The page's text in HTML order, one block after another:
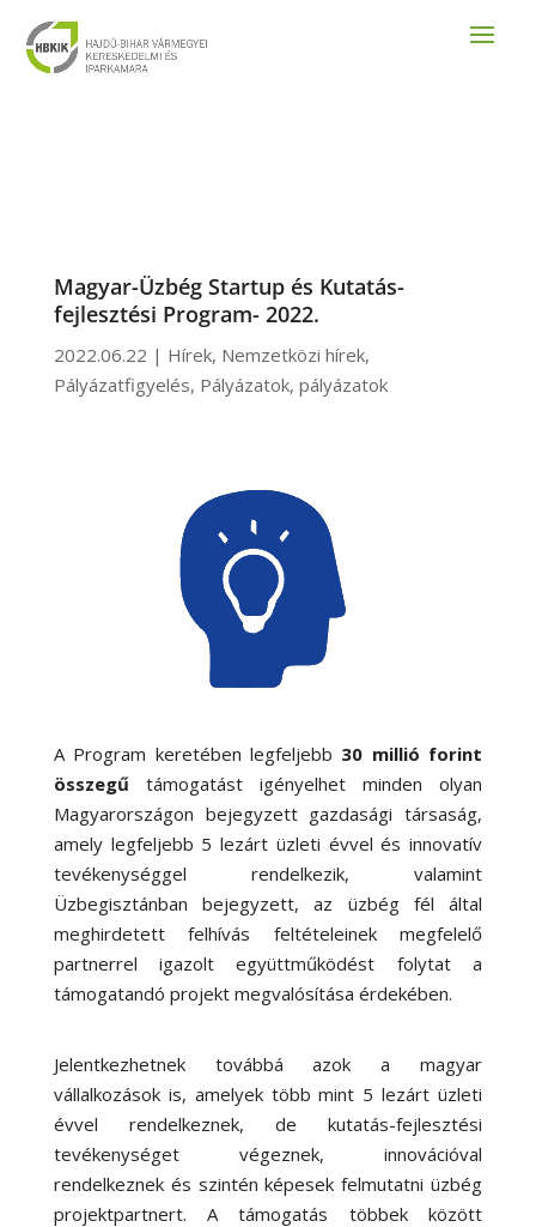
Magyar-Üzbég Startup és Kutatás-
fejlesztési Program- 2022.
2022.06.22 | Hírek, Nemzetközi hírek,
Pályázatfigyelés, Pályázatok, pályázatok
A Program keretében legfeljebb 30 millió forint
összegűtámogatást igényelhet minden olyan
Magyarországon bejegyzett gazdasági társaság,
amely legfeljebb 5 lezárt üzleti évvel és innovatív
tevékenységgel rendelkezik, valamint
Üzbegisztánban bejegyzett, az üzbég fél által
meghirdetett felhívás feltételeinek megfelelő
partnerrel igazolt együttműködést folytat a
támogatandó projekt megvalósítása érdekében.
Jelentkezhetnek továbbá azok a magyar
vállalkozások is, amelyek több mint 5 lezárt üzleti
évvel rendelkeznek, de kutatás-fejlesztési
tevékenységet végeznek, innovációval
rendelkeznek és szintén képesek felmutatni üzbég
projektpartnert. A támogatás többek között